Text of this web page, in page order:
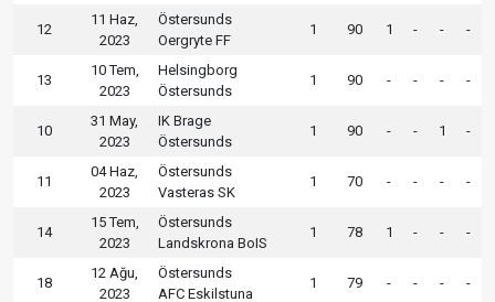
12
11 Haz,
2023
Östersunds
Oergryte FF
1 90 1 - - -
13
10 Tem,
2023
Helsingborg
Östersunds
1 90 - - - -
10
31 May,
2023
IK Brage
Östersunds
1 90 - - 1 -
11
04 Haz,
2023
Östersunds
Vasteras SK
1 70 - - - -
14
15 Tem,
2023
Östersunds
Landskrona BoIS
1 78 1 - - -
18
12 Ağu,
2023
Östersunds
AFC Eskilstuna
1 79 - - - -